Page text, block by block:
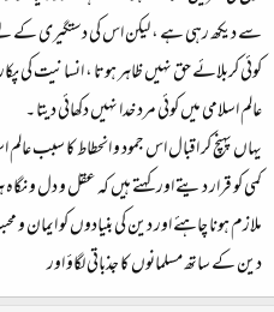
سے دیکھ رہی ہے ، لیکن اس کی دستگیری کے لئے
کوئی کربلائے حق نہیں ظاہر ہوتا ، انسانیت
عالم اسلامی میں کوئی مرد خدا نہیں دکھائی دیتا ۔
یہاں پہنچ کر اقبال اس جمود و انحطاط کا سبب
کمی کو قرار دیتے اور کہتے ہیں کہ عقل و دل و
ملازم ہونا چاہئے اور دین کی بنیادوں کو
دین کے ساتھ مسلمانوں کا جذباتی لگاؤ اور